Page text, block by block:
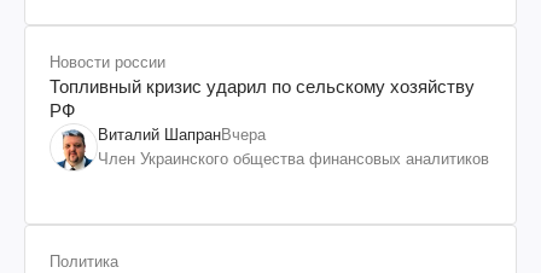
Новости россии
Топливный кризис ударил по сельскому хозяйству
РФ
Виталий ШапранВчера
Член Украинского общества финансовых аналитиков
Политика